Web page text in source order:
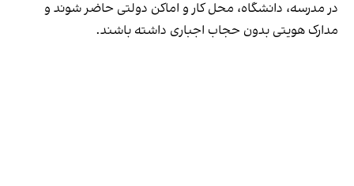
در مدرسه، دانشگاه، محل کار و اماکن دولتی حاضر شوند و
مدارک هویتی بدون حجاب اجباری داشته باشند.